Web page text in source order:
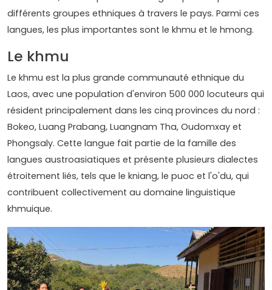
différents groupes ethniques à travers le pays. Parmi ces
langues, les plus importantes sont le khmu et le hmong.
Le khmu
Le khmu est la plus grande communauté ethnique du
Laos, avec une population d'environ 500 000 locuteurs qui
résident principalement dans les cinq provinces du nord :
Bokeo, Luang Prabang, Luangnam Tha, Oudomxay et
Phongsaly. Cette langue fait partie de la famille des
langues austroasiatiques et présente plusieurs dialectes
étroitement liés, tels que le kniang, le puoc et l'o'du, qui
contribuent collectivement au domaine linguistique
khmuique.